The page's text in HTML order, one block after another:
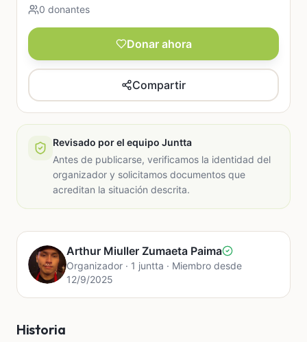
0 donantes
Donar ahora
Compartir
Revisado por el equipo Juntta
Antes de publicarse, verificamos la identidad del
organizador y solicitamos documentos que
acreditan la situación descrita.
Arthur Miuller Zumaeta Paima
Organizador · 1 juntta · Miembro desde
12/9/2025
Historia